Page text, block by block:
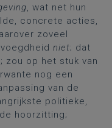
, wat net hun
concrete acties,
zoveel
niet; dat
zou op het stuk van
nog een
van de
politieke,
hoorzitting;